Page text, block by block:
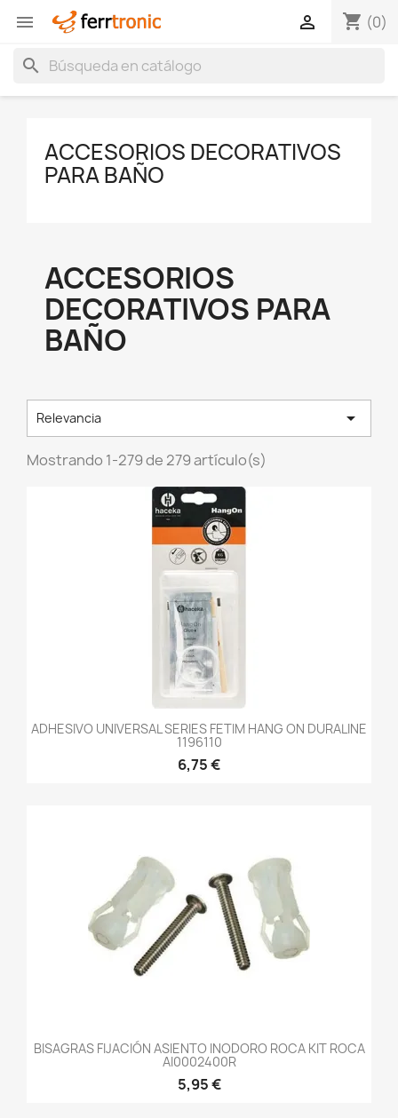
 shopping_cart (0)

search
ACCESORIOS DECORATIVOS
PARA BAÑO
ACCESORIOS
DECORATIVOS PARA
BAÑO
Relevancia 
Mostrando 1-279 de 279 artículo(s)
ADHESIVO UNIVERSAL SERIES FETIM HANG ON DURALINE
1196110
6,75 €
BISAGRAS FIJACIÓN ASIENTO INODORO ROCA KIT ROCA
AI0002400R
5,95 €